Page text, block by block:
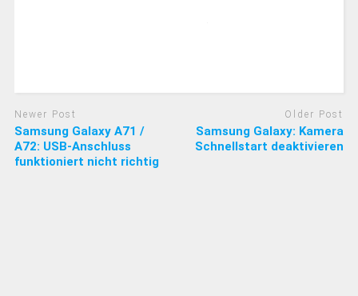
Newer Post
Samsung Galaxy A71 /
A72: USB-Anschluss
funktioniert nicht richtig
Older Post
Samsung Galaxy: Kamera
Schnellstart deaktivieren